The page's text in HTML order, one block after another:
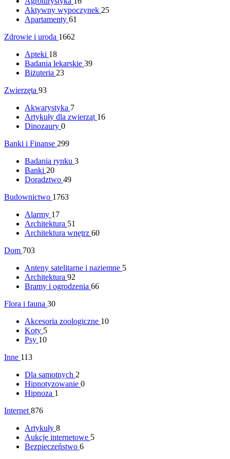
Aktywny wypoczynek 25
Apartamenty 61
Zdrowie i uroda 1662
Apteki 18
Badania lekarskie 39
Biżuteria 23
Zwierzęta 93
Akwarystyka 7
Artykuły dla zwierząt 16
Dinozaury 0
Banki i Finanse 299
Badania rynku 3
Banki 20
Doradztwo 49
Budownictwo 1763
Alarmy 17
Architektura 51
Architektura wnętrz 60
Dom 703
Anteny satelitarne i naziemne 5
Architektura 92
Bramy i ogrodzenia 66
Flora i fauna 30
Akcesoria zoologiczne 10
Koty 5
Psy 10
Inne 113
Dla samotnych 2
Hipnotyzowanie 0
Hipnoza 1
Internet 876
Artykuły 8
Aukcje internetowe 5
Bezpieczeństwo 6